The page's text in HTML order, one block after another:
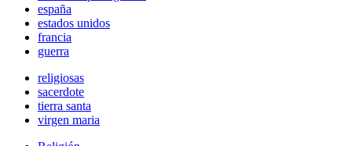
españa
estados unidos
francia
guerra
religiosas
sacerdote
tierra santa
virgen maria